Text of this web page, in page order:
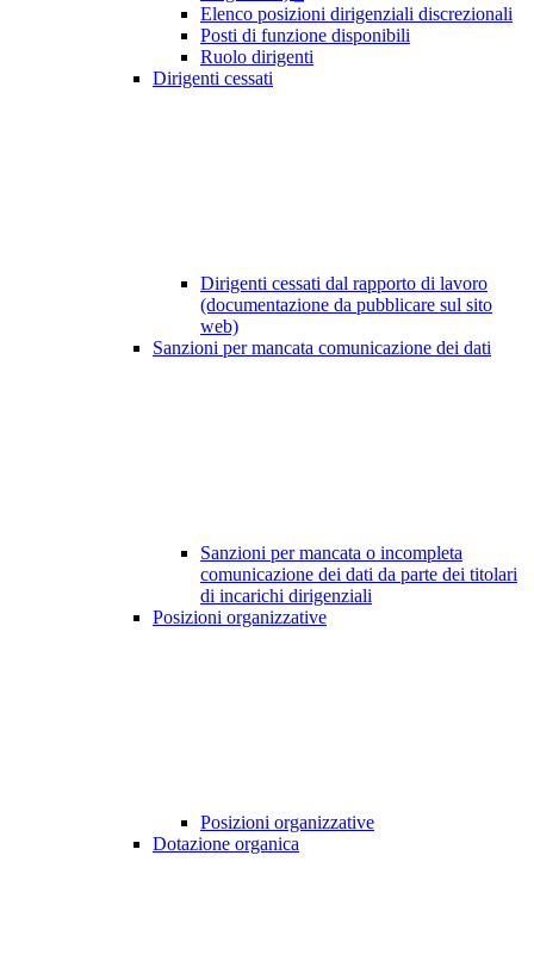
Elenco posizioni dirigenziali discrezionali
Posti di funzione disponibili
Ruolo dirigenti
Dirigenti cessati
Dirigenti cessati dal rapporto di lavoro
(documentazione da pubblicare sul sito
web)
Sanzioni per mancata comunicazione dei dati
Sanzioni per mancata o incompleta
comunicazione dei dati da parte dei titolari
di incarichi dirigenziali
Posizioni organizzative
Posizioni organizzative
Dotazione organica